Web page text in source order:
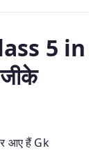
5 in
आए हैं Gk